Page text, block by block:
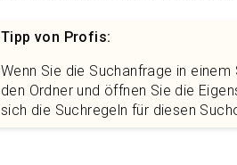
Tipp von Profis:
Wenn Sie die Suchanfrage in
den Ordner und öffnen Sie die
sich die Suchregeln für diesen